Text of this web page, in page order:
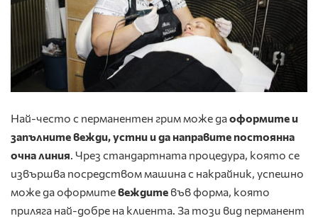
Най-често с перманентен грим може даоформите и
запълните вежди, устни и да направите постоянна
очна линия. Чрез стандартната процедура, която се
извършва посредством машина с накрайник, успешно
може да оформитевеждите във форма, която
приляга най-добре на клиента. За този вид перманент